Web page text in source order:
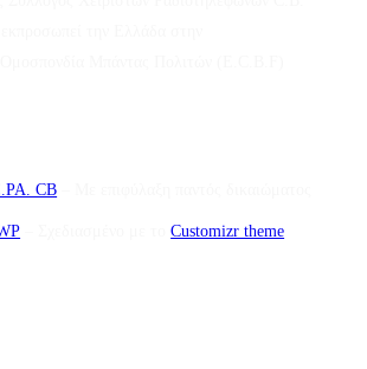
CB
– Σχεδιασμένο με τοCustomizr theme